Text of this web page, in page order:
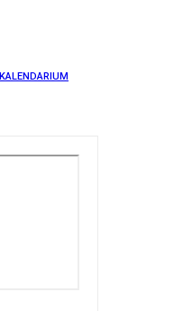
KALENDARIUM